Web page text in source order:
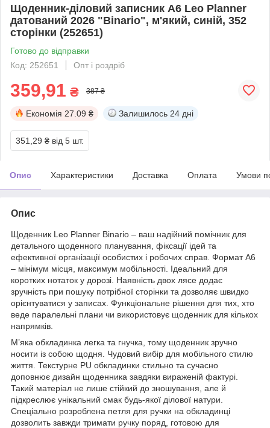
Щоденник-діловий записник А6 Leo Planner
датований 2026 "Binario", м'який, синій, 352
сторінки (252651)
Готово до відправки
Код: 252651
Опт і роздріб
359,91 ₴ 387 ₴
Економія 27.09 ₴ Залишилось 24 дні
351,29 ₴ від 5 шт.
Опис Характеристики Доставка Оплата Умови
Опис
Щоденник Leo Planner Binario – ваш надійний помічник для
детального щоденного планування, фіксації ідей та
ефективної організації особистих і робочих справ. Формат А6
– мінімум місця, максимум мобільності. Ідеальний для
коротких нотаток у дорозі. Наявність двох лясе додає
зручність при пошуку потрібної сторінки та дозволяє швидко
орієнтуватися у записах. Функціональне рішення для тих, хто
веде паралельні плани чи використовує щоденник для кількох
напрямків.
М’яка обкладинка легка та гнучка, тому щоденник зручно
носити із собою щодня. Чудовий вибір для мобільного стилю
життя. Текстурне PU обкладинки стильно та сучасно
доповнює дизайн щоденника завдяки вираженій фактурі.
Такий матеріал не лише стійкий до зношування, але й
підкреслює унікальний смак будь-якої ділової натури.
Спеціально розроблена петля для ручки на обкладинці
дозволить завжди тримати ручку поряд, готовою для